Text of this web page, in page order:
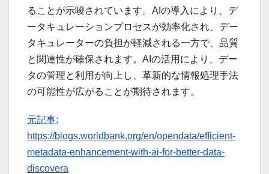
ることが示唆されています。AIの導入により、デ
ータキュレーションプロセスが効率化され、デー
タキュレーターの負担が軽減される一方で、品質
と関連性が確保されます。AIの活用により、デー
タの管理と利用が向上し、革新的な情報処理手法
の可能性が広がることが期待されます。
元記事:
https://blogs.worldbank.org/en/opendata/efficient-
metadata-enhancement-with-ai-for-better-data-
discovera